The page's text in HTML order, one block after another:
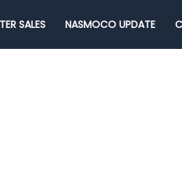
SALES NASMOCO UPDATE